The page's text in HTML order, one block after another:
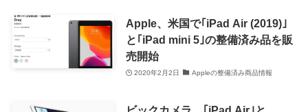
Apple、米国で｢iPad Air (2019)｣
と｢iPad mini 5｣の整備済み品を販
売開始
2020年2月2日 Appleの整備済み商品情報